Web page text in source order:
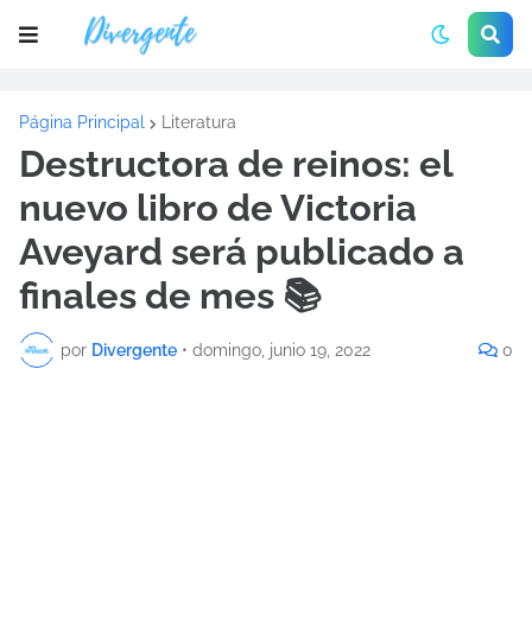
Página Principal Literatura
Destructora de reinos: el
nuevo libro de Victoria
Aveyard será publicado a
finales de mes 📚
por Divergente • domingo, junio 19, 2022 0